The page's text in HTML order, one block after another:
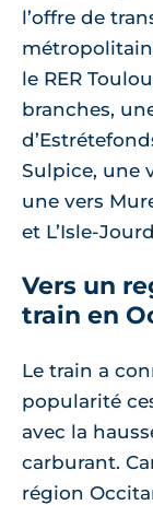
l’offre de
le RER
branches,
Sulpice, une
une vers
et L’Isle-
Vers un
train en
Le train a
popularité
avec la
carburant.
région